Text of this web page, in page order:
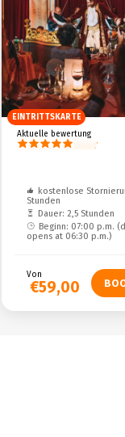
EINTRITTSKARTE
Mozart Dinner
kostenlose
Stunden
Dauer: 2,5 Stunden
Beginn: 07:00 p.m.
opens at 06:30 p.m.)
Aktuelle bewertung
Von
€59,00